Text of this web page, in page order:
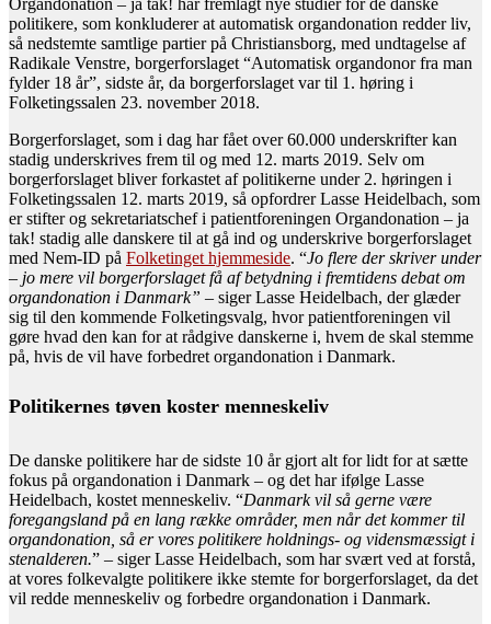
politikere, som konkluderer at automatisk organdonation redder liv,
så nedstemte samtlige partier på Christiansborg, med undtagelse af
Radikale Venstre, borgerforslaget “Automatisk organdonor fra man
fylder 18 år”, sidste år, da borgerforslaget var til 1. høring i
Folketingssalen 23. november 2018.
Borgerforslaget, som i dag har fået over 60.000 underskrifter kan
stadig underskrives frem til og med 12. marts 2019. Selv om
borgerforslaget bliver forkastet af politikerne under 2. høringen i
Folketingssalen 12. marts 2019, så opfordrer Lasse Heidelbach, som
er stifter og sekretariatschef i patientforeningen Organdonation – ja
tak! stadig alle danskere til at gå ind og underskrive borgerforslaget
med Nem-ID på Folketinget hjemmeside. “Jo flere der skriver under
– jo mere vil borgerforslaget få af betydning i fremtidens debat om
organdonation i Danmark” – siger Lasse Heidelbach, der glæder
sig til den kommende Folketingsvalg, hvor patientforeningen vil
gøre hvad den kan for at rådgive danskerne i, hvem de skal stemme
på, hvis de vil have forbedret organdonation i Danmark.
Politikernes tøven koster menneskeliv
De danske politikere har de sidste 10 år gjort alt for lidt for at sætte
fokus på organdonation i Danmark – og det har ifølge Lasse
Heidelbach, kostet menneskeliv. “Danmark vil så gerne være
foregangsland på en lang række områder, men når det kommer til
organdonation, så er vores politikere holdnings- og vidensmæssigt i
stenalderen.” – siger Lasse Heidelbach, som har svært ved at forstå,
at vores folkevalgte politikere ikke stemte for borgerforslaget, da det
vil redde menneskeliv og forbedre organdonation i Danmark.